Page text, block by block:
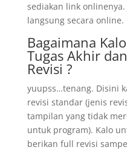
sediakan link
langsung secara online.
Bagaimana
Tugas Akhir
Revisi ?
yuupss…tenang. Disini
revisi standar (jenis
tampilan yang tidak
untuk program). Kalo
berikan full revisi